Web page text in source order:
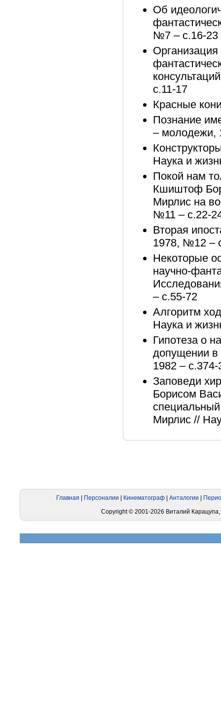
Об
№7 – с.16-23
с.11-17
Красные
Познание
– молодежи,
Наука и
Покой нам
Кшиштоф
Мирлис на
№11 – с.22-
Вторая
1978, №12 –
Некоторые
научно-
– с.55-72
Алгоритм
Наука и
Гипотеза о
допущении
1982 – с.374-
Заповеди
Борисом
Мирлис //